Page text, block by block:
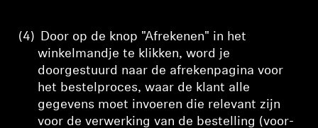
(4) Door op de knop "Afrekenen" in het
winkelmandje te klikken, word je
doorgestuurd naar de afrekenpagina voor
het bestelproces, waar de klant alle
gegevens moet invoeren die relevant zijn
voor de verwerking van de bestelling (voor-